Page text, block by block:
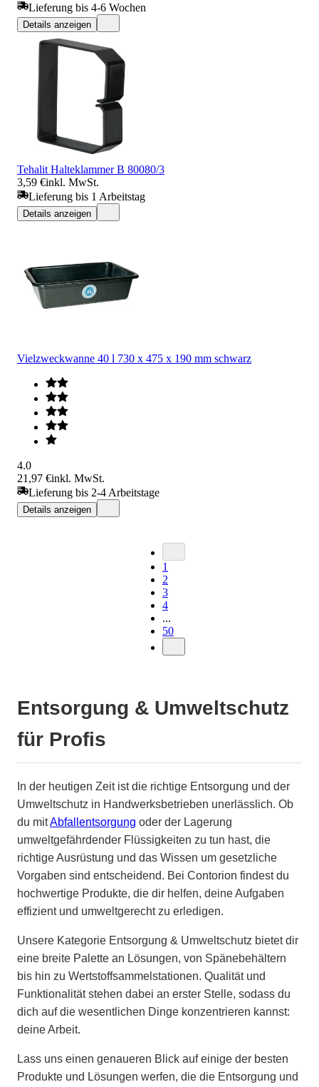
Lieferung bis 4-6 Wochen
Details anzeigen
Tehalit Halteklammer B 80080/3
3,59 €inkl. MwSt.
Lieferung bis 1 Arbeitstag
Details anzeigen
Vielzweckwanne 40 l 730 x 475 x 190 mm schwarz
4.0
21,97 €inkl. MwSt.
Lieferung bis 2-4 Arbeitstage
Details anzeigen
1
2
3
4
...
50
Entsorgung & Umweltschutz
für Profis
In der heutigen Zeit ist die richtige Entsorgung und der
Umweltschutz in Handwerksbetrieben unerlässlich. Ob
du mitAbfallentsorgung oder der Lagerung
umweltgefährdender Flüssigkeiten zu tun hast, die
richtige Ausrüstung und das Wissen um gesetzliche
Vorgaben sind entscheidend. Bei Contorion findest du
hochwertige Produkte, die dir helfen, deine Aufgaben
effizient und umweltgerecht zu erledigen.
Unsere Kategorie Entsorgung & Umweltschutz bietet dir
eine breite Palette an Lösungen, von Spänebehältern
bis hin zu Wertstoffsammelstationen. Qualität und
Funktionalität stehen dabei an erster Stelle, sodass du
dich auf die wesentlichen Dinge konzentrieren kannst:
deine Arbeit.
Lass uns einen genaueren Blick auf einige der besten
Produkte und Lösungen werfen, die die Entsorgung und